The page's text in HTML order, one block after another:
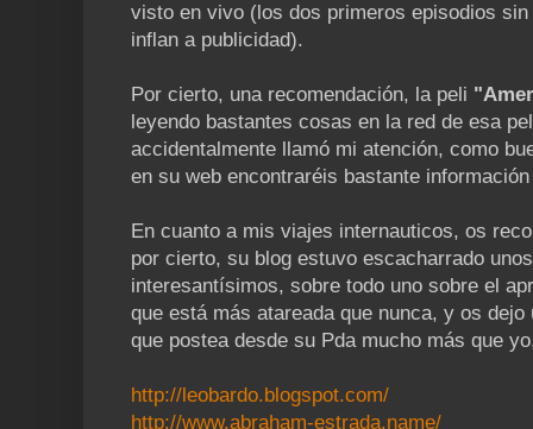
visto en vivo (los dos primeros episodios
inflan a publicidad).
Por cierto, una recomendación, la peli
leyendo bastantes cosas en la red de esa
accidentalmente llamó mi atención, como
en su web encontraréis bastante
En cuanto a mis viajes internauticos, os
por cierto, su blog estuvo escacharrado
interesantísimos, sobre todo uno sobre el
que está más atareada que nunca, y os
que postea desde su Pda mucho más que
http://leobardo.blogspot.com/
http://www.abraham-estrada.name/